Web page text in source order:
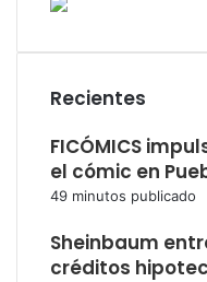
Recientes
FICÓMICS
el cómic en
49 minutos publicado
Sheinbaum
créditos